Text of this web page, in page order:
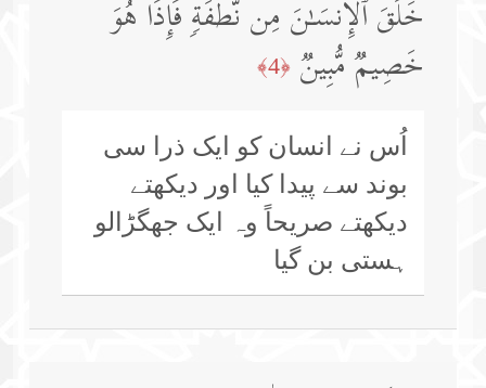
خَلَقَ ٱلۡإِنسَـٰنَ مِن نُّطۡفَةࣲ فَإِذَا هُوَ
خَصِیمࣱ مُّبِینࣱ ﴿4﴾
اُس نے انسان کو ایک ذرا سی
بوند سے پیدا کیا اور دیکھتے
دیکھتے صریحاً وہ ایک جھگڑالو
ہستی بن گیا